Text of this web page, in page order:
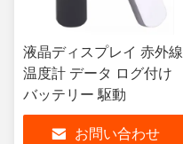
液晶ディスプレイ 赤外線
温度計 データ ログ付け
バッテリー 駆動
お問い合わせ